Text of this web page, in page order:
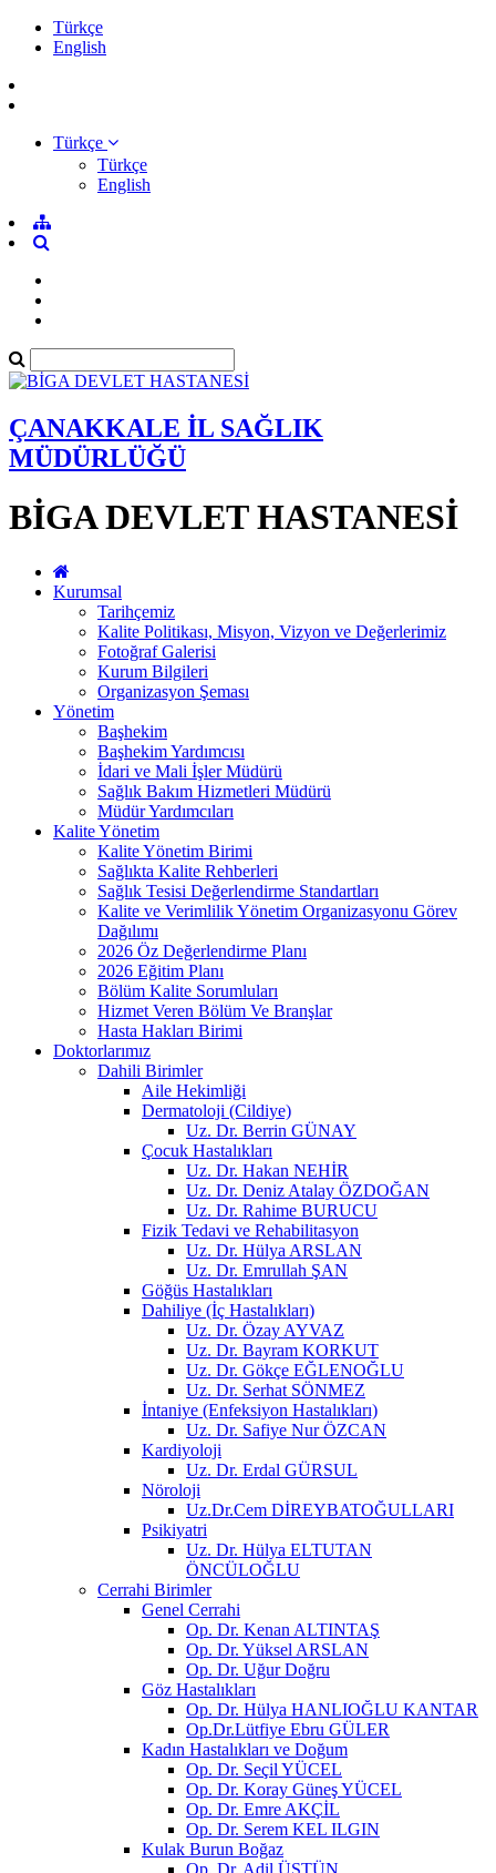
Türkçe
English
Türkçe
Türkçe
English
ÇANAKKALE İL SAĞLIK
MÜDÜRLÜĞÜ
BİGA DEVLET HASTANESİ
Kurumsal
Tarihçemiz
Kalite Politikası, Misyon, Vizyon ve Değerlerimiz
Fotoğraf Galerisi
Kurum Bilgileri
Organizasyon Şeması
Yönetim
Başhekim
Başhekim Yardımcısı
İdari ve Mali İşler Müdürü
Sağlık Bakım Hizmetleri Müdürü
Müdür Yardımcıları
Kalite Yönetim
Kalite Yönetim Birimi
Sağlıkta Kalite Rehberleri
Sağlık Tesisi Değerlendirme Standartları
Kalite ve Verimlilik Yönetim Organizasyonu Görev
Dağılımı
2026 Öz Değerlendirme Planı
2026 Eğitim Planı
Bölüm Kalite Sorumluları
Hizmet Veren Bölüm Ve Branşlar
Hasta Hakları Birimi
Doktorlarımız
Dahili Birimler
Aile Hekimliği
Dermatoloji (Cildiye)
Uz. Dr. Berrin GÜNAY
Çocuk Hastalıkları
Uz. Dr. Hakan NEHİR
Uz. Dr. Deniz Atalay ÖZDOĞAN
Uz. Dr. Rahime BURUCU
Fizik Tedavi ve Rehabilitasyon
Uz. Dr. Hülya ARSLAN
Uz. Dr. Emrullah ŞAN
Göğüs Hastalıkları
Dahiliye (İç Hastalıkları)
Uz. Dr. Özay AYVAZ
Uz. Dr. Bayram KORKUT
Uz. Dr. Gökçe EĞLENOĞLU
Uz. Dr. Serhat SÖNMEZ
İntaniye (Enfeksiyon Hastalıkları)
Uz. Dr. Safiye Nur ÖZCAN
Kardiyoloji
Uz. Dr. Erdal GÜRSUL
Nöroloji
Uz.Dr.Cem DİREYBATOĞULLARI
Psikiyatri
Uz. Dr. Hülya ELTUTAN
ÖNCÜLOĞLU
Cerrahi Birimler
Genel Cerrahi
Op. Dr. Kenan ALTINTAŞ
Op. Dr. Yüksel ARSLAN
Op. Dr. Uğur Doğru
Göz Hastalıkları
Op. Dr. Hülya HANLIOĞLU KANTAR
Op.Dr.Lütfiye Ebru GÜLER
Kadın Hastalıkları ve Doğum
Op. Dr. Seçil YÜCEL
Op. Dr. Koray Güneş YÜCEL
Op. Dr. Emre AKÇİL
Op. Dr. Serem KEL ILGIN
Kulak Burun Boğaz
Op. Dr. Adil ÜSTÜN